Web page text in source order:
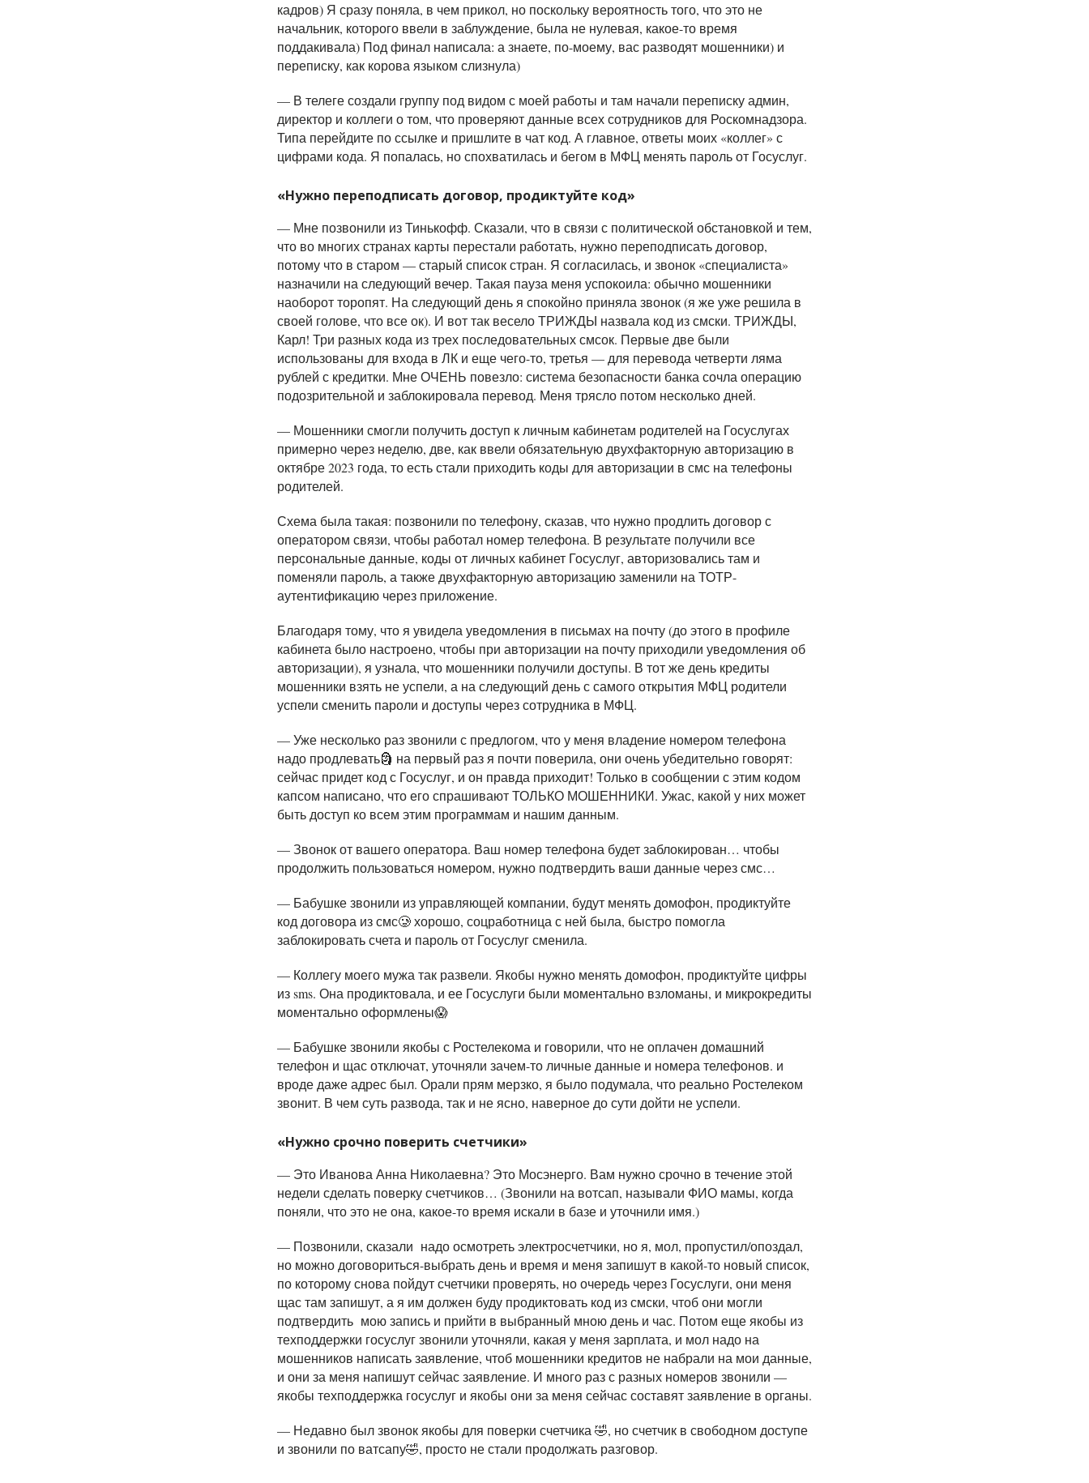
кадров) Я сразу поняла, в чем прикол, но поскольку вероятность того, что это не
начальник, которого ввели в заблуждение, была не нулевая, какое-то время
поддакивала) Под финал написала: а знаете, по-моему, вас разводят мошенники) и
переписку, как корова языком слизнула)
— В телеге создали группу под видом с моей работы и там начали переписку админ,
директор и коллеги о том, что проверяют данные всех сотрудников для Роскомнадзора.
Типа перейдите по ссылке и пришлите в чат код. А главное, ответы моих «коллег» с
цифрами кода. Я попалась, но спохватилась и бегом в МФЦ менять пароль от Госуслуг.
«Нужно переподписать договор, продиктуйте код»
— Мне позвонили из Тинькофф. Сказали, что в связи с политической обстановкой и тем,
что во многих странах карты перестали работать, нужно переподписать договор,
потому что в старом — старый список стран. Я согласилась, и звонок «специалиста»
назначили на следующий вечер. Такая пауза меня успокоила: обычно мошенники
наоборот торопят. На следующий день я спокойно приняла звонок (я же уже решила в
своей голове, что все ок). И вот так весело ТРИЖДЫ назвала код из смски. ТРИЖДЫ,
Карл! Три разных кода из трех последовательных смсок. Первые две были
использованы для входа в ЛК и еще чего-то, третья — для перевода четверти ляма
рублей с кредитки. Мне ОЧЕНЬ повезло: система безопасности банка сочла операцию
подозрительной и заблокировала перевод. Меня трясло потом несколько дней.
— Мошенники смогли получить доступ к личным кабинетам родителей на Госуслугах
примерно через неделю, две, как ввели обязательную двухфакторную авторизацию в
октябре 2023 года, то есть стали приходить коды для авторизации в смс на телефоны
родителей.
Схема была такая: позвонили по телефону, сказав, что нужно продлить договор с
оператором связи, чтобы работал номер телефона. В результате получили все
персональные данные, коды от личных кабинет Госуслуг, авторизовались там и
поменяли пароль, а также двухфакторную авторизацию заменили на ТОТР-
аутентификацию через приложение.
Благодаря тому, что я увидела уведомления в письмах на почту (до этого в профиле
кабинета было настроено, чтобы при авторизации на почту приходили уведомления об
авторизации), я узнала, что мошенники получили доступы. В тот же день кредиты
мошенники взять не успели, а на следующий день с самого открытия МФЦ родители
успели сменить пароли и доступы через сотрудника в МФЦ.
— Уже несколько раз звонили с предлогом, что у меня владение номером телефона
надо продлевать🗿 на первый раз я почти поверила, они очень убедительно говорят:
сейчас придет код с Госуслуг, и он правда приходит! Только в сообщении с этим кодом
капсом написано, что его спрашивают ТОЛЬКО МОШЕННИКИ. Ужас, какой у них может
быть доступ ко всем этим программам и нашим данным.
— Звонок от вашего оператора. Ваш номер телефона будет заблокирован… чтобы
продолжить пользоваться номером, нужно подтвердить ваши данные через смс…
— Бабушке звонили из управляющей компании, будут менять домофон, продиктуйте
код договора из смс🥲 хорошо, соцработница с ней была, быстро помогла
заблокировать счета и пароль от Госуслуг сменила.
— Коллегу моего мужа так развели. Якобы нужно менять домофон, продиктуйте цифры
из sms. Она продиктовала, и ее Госуслуги были моментально взломаны, и микрокредиты
моментально оформлены😱
— Бабушке звонили якобы с Ростелекома и говорили, что не оплачен домашний
телефон и щас отключат, уточняли зачем-то личные данные и номера телефонов. и
вроде даже адрес был. Орали прям мерзко, я было подумала, что реально Ростелеком
звонит. В чем суть развода, так и не ясно, наверное до сути дойти не успели.
«Нужно срочно поверить счетчики»
— Это Иванова Анна Николаевна? Это Мосэнерго. Вам нужно срочно в течение этой
недели сделать поверку счетчиков… (Звонили на вотсап, называли ФИО мамы, когда
поняли, что это не она, какое-то время искали в базе и уточнили имя.)
— Позвонили, сказали надо осмотреть электросчетчики, но я, мол, пропустил/опоздал,
но можно договориться-выбрать день и время и меня запишут в какой-то новый список,
по которому снова пойдут счетчики проверять, но очередь через Госуслуги, они меня
щас там запишут, а я им должен буду продиктовать код из смски, чтоб они могли
подтвердить мою запись и прийти в выбранный мною день и час. Потом еще якобы из
техподдержки госуслуг звонили уточняли, какая у меня зарплата, и мол надо на
мошенников написать заявление, чтоб мошенники кредитов не набрали на мои данные,
и они за меня напишут сейчас заявление. И много раз с разных номеров звонили —
якобы техподдержка госуслуг и якобы они за меня сейчас составят заявление в органы.
— Недавно был звонок якобы для поверки счетчика 🤣, но счетчик в свободном доступе
и звонили по ватсапу🤣, просто не стали продолжать разговор.